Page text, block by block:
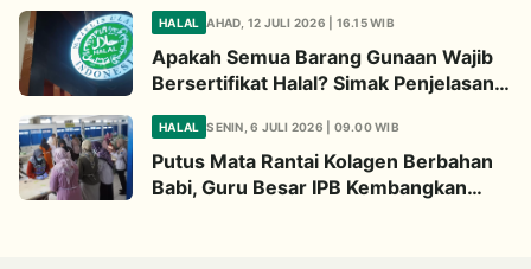
HALAL AHAD, 12 JULI 2026 | 16.15 WIB
Apakah Semua Barang Gunaan Wajib
Bersertifikat Halal? Simak Penjelasan
HALAL SENIN, 6 JULI 2026 | 09.00 WIB
Putus Mata Rantai Kolagen Berbahan
Babi, Guru Besar IPB Kembangkan